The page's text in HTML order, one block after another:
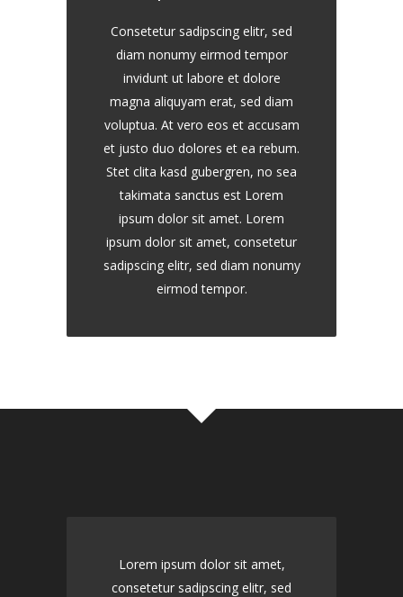
Consetetur sadipscing elitr, sed
diam nonumy eirmod tempor
invidunt ut labore et dolore
magna aliquyam erat, sed diam
voluptua. At vero eos et accusam
et justo duo dolores et ea rebum.
Stet clita kasd gubergren, no sea
takimata sanctus est Lorem
ipsum dolor sit amet. Lorem
ipsum dolor sit amet, consetetur
sadipscing elitr, sed diam nonumy
eirmod tempor.
Lorem ipsum dolor sit amet,
consetetur sadipscing elitr, sed